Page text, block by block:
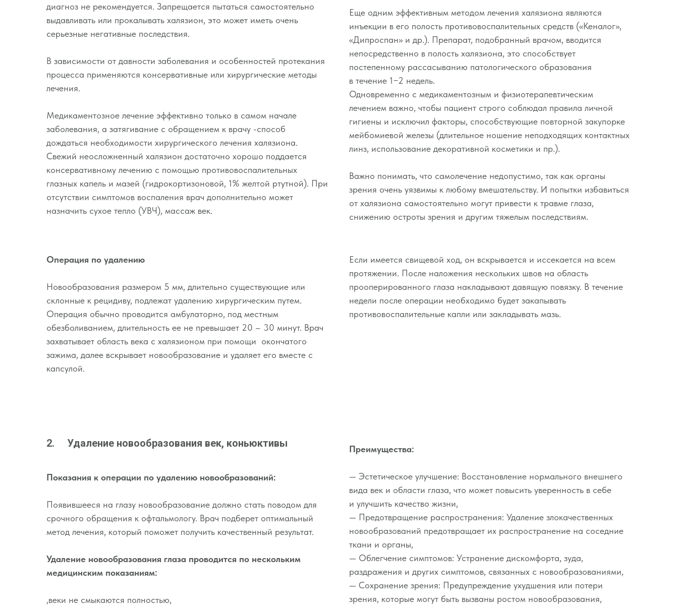
диагноз не рекомендуется. Запрещается пытаться самостоятельно
выдавливать или прокалывать халязион, это может иметь очень
серьезные негативные последствия.
В зависимости от давности заболевания и особенностей протекания
процесса применяются консервативные или хирургические методы
лечения.
Медикаментозное лечение эффективно только в самом начале
заболевания, а затягивание с обращением к врачу -способ
дождаться необходимости хирургического лечения халязиона.
Свежий неосложненный халязион достаточно хорошо поддается
консервативному лечению с помощью противовоспалительных
глазных капель и мазей (гидрокортизоновой, 1% желтой ртутной). При
отсутствии симптомов воспаления врач дополнительно может
назначить сухое тепло (УВЧ), массаж век.
Еще одним эффективным методом лечения халязиона являются
инъекции в его полость противовоспалительных средств («Кеналог»,
«Дипроспан» и др.). Препарат, подобранный врачом, вводится
непосредственно в полость халязиона, это способствует
постепенному рассасыванию патологического образования
в течение 1−2 недель.
Одновременно с медикаментозным и физиотерапевтическим
лечением важно, чтобы пациент строго соблюдал правила личной
гигиены и исключил факторы, способствующие повторной закупорке
мейбомиевой железы (длительное ношение неподходящих контактных
линз, использование декоративной косметики и пр.).
Важно понимать, что самолечение недопустимо, так как органы
зрения очень уязвимы к любому вмешательству. И попытки избавиться
от халязиона самостоятельно могут привести к травме глаза,
снижению остроты зрения и другим тяжелым последствиям.
Операция по удалению
Новообразования размером 5 мм, длительно существующие или
склонные к рецидиву, подлежат удалению хирургическим путем.
Операция обычно проводится амбулаторно, под местным
обезболиванием, длительность ее не превышает 20 – 30 минут. Врач
захватывает область века с халязионом при помощи окончатого
зажима, далее вскрывает новообразование и удаляет его вместе с
капсулой.
Если имеется свищевой ход, он вскрывается и иссекается на всем
протяжении. После наложения нескольких швов на область
прооперированного глаза накладывают давящую повязку. В течение
недели после операции необходимо будет закапывать
противовоспалительные капли или закладывать мазь.
2. Удаление новообразования век, коньюктивы
Показания к операции по удалению новообразований:
Появившееся на глазу новообразование должно стать поводом для
срочного обращения к офтальмологу. Врач подберет оптимальный
метод лечения, который поможет получить качественный результат.
Удаление новообразования глаза проводится по нескольким
медицинским показаниям:
,веки не смыкаются полностью,
Преимущества:
— Эстетическое улучшение: Восстановление нормального внешнего
вида век и области глаза, что может повысить уверенность в себе
и улучшить качество жизни,
— Предотвращение распространения: Удаление злокачественных
новообразований предотвращает их распространение на соседние
ткани и органы,
— Облегчение симптомов: Устранение дискомфорта, зуда,
раздражения и других симптомов, связанных с новообразованиями,
— Сохранение зрения: Предупреждение ухудшения или потери
зрения, которые могут быть вызваны ростом новообразования,